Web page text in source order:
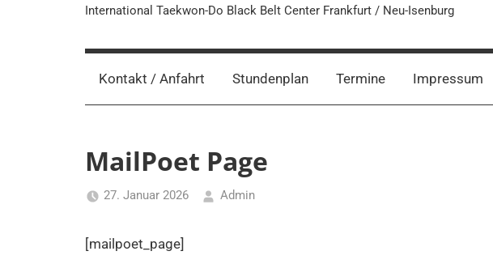
International Taekwon-Do Black Belt Center Frankfurt / Neu-Isenburg
Kontakt / Anfahrt Stundenplan Termine Impressum
MailPoet Page
27. Januar 2026 Admin
[mailpoet_page]